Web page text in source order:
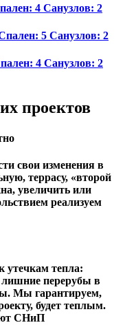
4 Санузлов: 2
5 Санузлов: 2
4 Санузлов: 2
проектов
свои изменения в
террасу, «второй
увеличить или
реализуем
утечкам тепла:
перерубы в
Мы гарантируем,
будет теплым.
СНиП